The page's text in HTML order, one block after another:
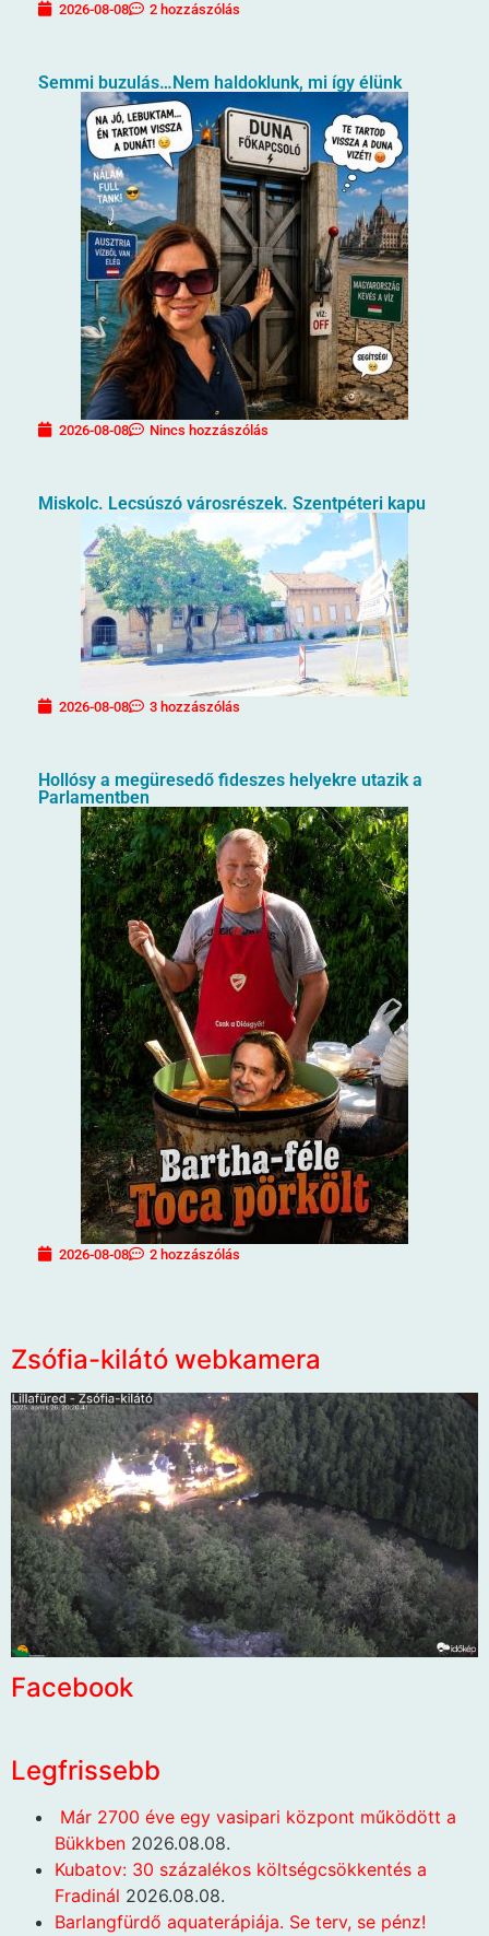
2026-08-08 2 hozzászólás
Semmi buzulás…Nem haldoklunk, mi így élünk
2026-08-08 Nincs hozzászólás
Miskolc. Lecsúszó városrészek. Szentpéteri kapu
2026-08-08 3 hozzászólás
Hollósy a megüresedő fideszes helyekre utazik a
Parlamentben
2026-08-08 2 hozzászólás
Zsófia-kilátó webkamera
Facebook
Legfrissebb
Már 2700 éve egy vasipari központ működött a
Bükkben 2026.08.08.
Kubatov: 30 százalékos költségcsökkentés a
Fradinál 2026.08.08.
Barlangfürdő aquaterápiája. Se terv, se pénz!